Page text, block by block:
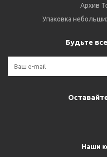
Архив
Упаковка
Будьте
Наши